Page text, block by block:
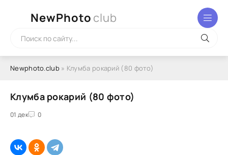
NewPhoto club
Newphoto.club» Клумба рокарий (80 фото)
Клумба рокарий (80 фото)
01 дек 0